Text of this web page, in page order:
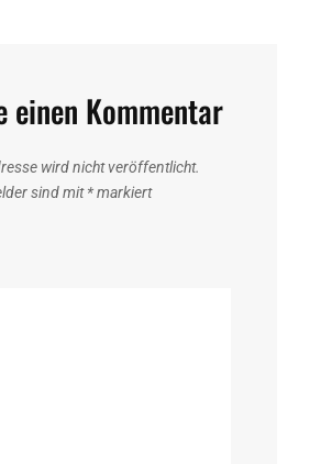
einen Kommentar
wird nicht veröffentlicht.
sind mit*markiert